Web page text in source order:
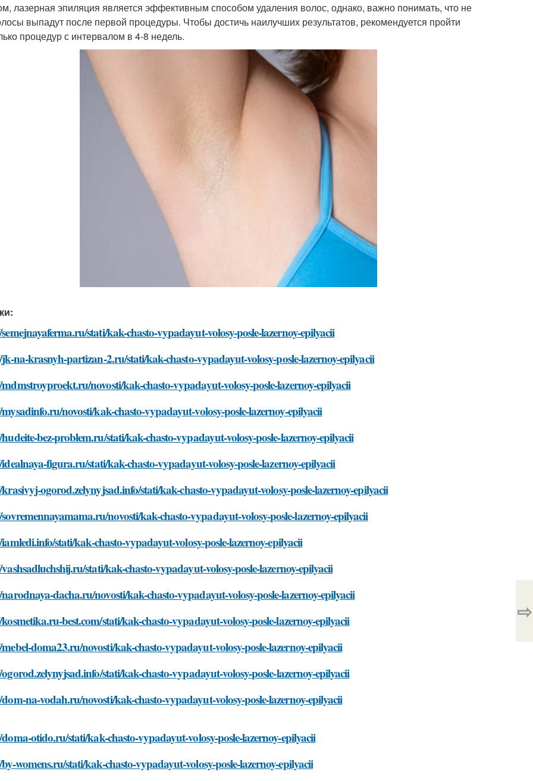
лазерная эпиляция является эффективным способом удаления волос, однако, важно понимать, что не
выпадут после первой процедуры. Чтобы достичь наилучших результатов, рекомендуется пройти
процедур с интервалом в 4-8 недель.
stati/kak-chasto-vypadayut-volosy-posle-lazernoy-epilyacii
na-krasnyh-partizan-2.ru/stati/kak-chasto-vypadayut-volosy-posle-lazernoy-epilyacii
novosti/kak-chasto-vypadayut-volosy-posle-lazernoy-epilyacii
novosti/kak-chasto-vypadayut-volosy-posle-lazernoy-epilyacii
bez-problem.ru/stati/kak-chasto-vypadayut-volosy-posle-lazernoy-epilyacii
figura.ru/stati/kak-chasto-vypadayut-volosy-posle-lazernoy-epilyacii
ogorod.zelynyjsad.info/stati/kak-chasto-vypadayut-volosy-posle-lazernoy-epilyacii
novosti/kak-chasto-vypadayut-volosy-posle-lazernoy-epilyacii
stati/kak-chasto-vypadayut-volosy-posle-lazernoy-epilyacii
stati/kak-chasto-vypadayut-volosy-posle-lazernoy-epilyacii
dacha.ru/novosti/kak-chasto-vypadayut-volosy-posle-lazernoy-epilyacii
best.com/stati/kak-chasto-vypadayut-volosy-posle-lazernoy-epilyacii
doma23.ru/novosti/kak-chasto-vypadayut-volosy-posle-lazernoy-epilyacii
stati/kak-chasto-vypadayut-volosy-posle-lazernoy-epilyacii
na-vodah.ru/novosti/kak-chasto-vypadayut-volosy-posle-lazernoy-epilyacii
otido.ru/stati/kak-chasto-vypadayut-volosy-posle-lazernoy-epilyacii
womens.ru/stati/kak-chasto-vypadayut-volosy-posle-lazernoy-epilyacii
⇨